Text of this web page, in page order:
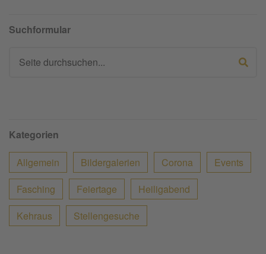
Suchformular
Kategorien
Allgemein Bildergalerien Corona
Events
Fasching
Feiertage
Heiligabend
Kehraus
Stellengesuche